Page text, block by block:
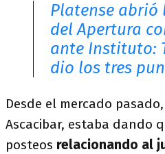
Platense abrió
del Apertura
ante Instituto:
dio los tres
Desde el mercado
Ascacibar, estaba dando
posteos relacionando al